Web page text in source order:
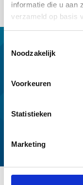
informatie die u aan
verzameld op basis
Noodzakelijk
Voorkeuren
Statistieken
Marketing
Professionals
Voorwaarden en normen
Service en contact